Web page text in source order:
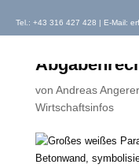
Tel.: +43 316 427 428 | E-Mail:
Wichtige
von Andreas Angerer
Wirtschaftsinfos